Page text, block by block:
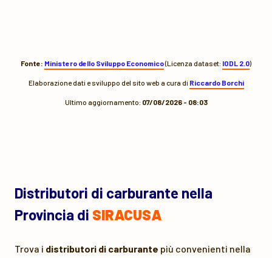
Fonte: Ministero dello Sviluppo Economico(Licenza dataset: IODL 2.0)
Elaborazione dati e sviluppo del sito web a cura di Riccardo Borchi
Ultimo aggiornamento: 07/08/2026 - 08:03
Distributori di carburante nella
Provincia di SIRACUSA
Trova i distributori di carburante più convenienti nella